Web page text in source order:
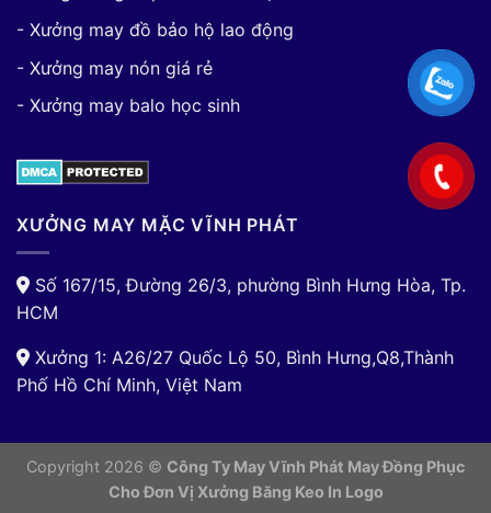
- Xưởng may đồ bảo hộ lao động
- Xưởng may nón giá rẻ
- Xưởng may balo học sinh
XƯỞNG MAY MẶC VĨNH PHÁT
Số 167/15, Đường 26/3, phường Bình Hưng Hòa, Tp.
HCM
Xưởng 1: A26/27 Quốc Lộ 50, Bình Hưng,Q8,Thành
Phố Hồ Chí Minh, Việt Nam
Copyright 2026 © Công Ty May Vĩnh Phát May Đồng Phục
Cho Đơn Vị Xưởng Băng Keo In Logo